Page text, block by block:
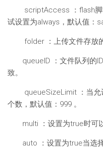
scriptAccess ：flash脚
试设置为always，默认值：
folder ：上传文件存放的
queueID ：文件队列的ID
致。
queueSizeLimit ：当允
个数，默认值：999 。
multi ：设置为true时可以
auto ：设置为true当选择